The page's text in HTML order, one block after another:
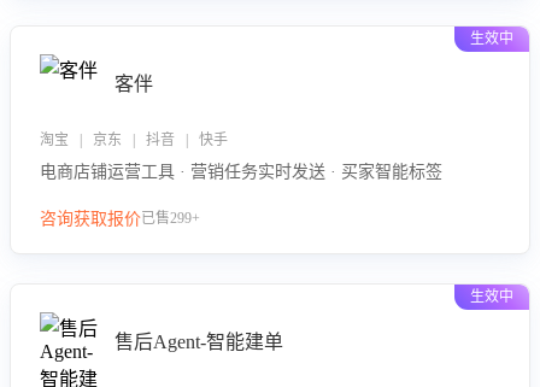
生效中
客伴
淘宝 | 京东 | 抖音 | 快手
电商店铺运营工具 · 营销任务实时发送 · 买家智能标签
咨询获取报价已售299+
生效中
售后Agent-智能建单